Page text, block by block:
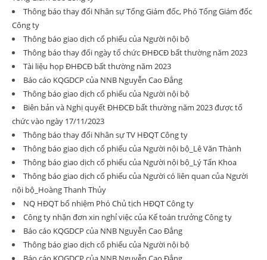
Thông báo thay đổi Nhân sự Tổng Giám đốc, Phó Tổng Giám đốc
Công ty
Thông báo giao dịch cổ phiếu của Người nội bộ
Thông báo thay đổi ngày tổ chức ĐHĐCĐ bất thường năm 2023
Tài liệu họp ĐHĐCĐ bất thường năm 2023
Báo cáo KQGDCP của NNB Nguyễn Cao Đẳng
Thông báo giao dịch cổ phiếu của Người nội bộ
Biên bản và Nghị quyết ĐHĐCĐ bất thường năm 2023 được tổ
chức vào ngày 17/11/2023
Thông báo thay đổi Nhân sự TV HĐQT Công ty
Thông báo giao dịch cổ phiếu của Người nội bộ_Lê Văn Thành
Thông báo giao dịch cổ phiếu của Người nội bộ_Lý Tấn Khoa
Thông báo giao dịch cổ phiếu của Người có liên quan của Người
nội bộ_Hoàng Thanh Thủy
NQ HĐQT bổ nhiệm Phó Chủ tịch HĐQT Công ty
Công ty nhận đơn xin nghỉ việc của Kế toán trưởng Công ty
Báo cáo KQGDCP của NNB Nguyễn Cao Đẳng
Thông báo giao dịch cổ phiếu của Người nội bộ